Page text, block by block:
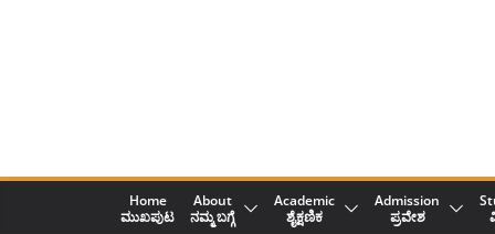
Home
ಮುಖಪುಟ
About
ನಮ್ಮ ಬಗ್ಗೆ
Academic
ಶೈಕ್ಷಣಿಕ
Admission
ಪ್ರವೇಶ